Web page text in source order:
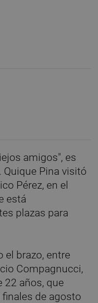
amigos", es
Quique Pina visitó
Pérez, en el
está
plazas para
el brazo, entre
Compagnucci,
22 años, que
finales de agosto